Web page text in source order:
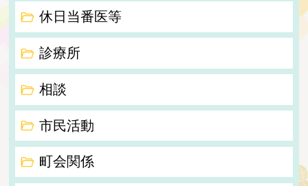
休日当番医等
診療所
相談
市民活動
町会関係